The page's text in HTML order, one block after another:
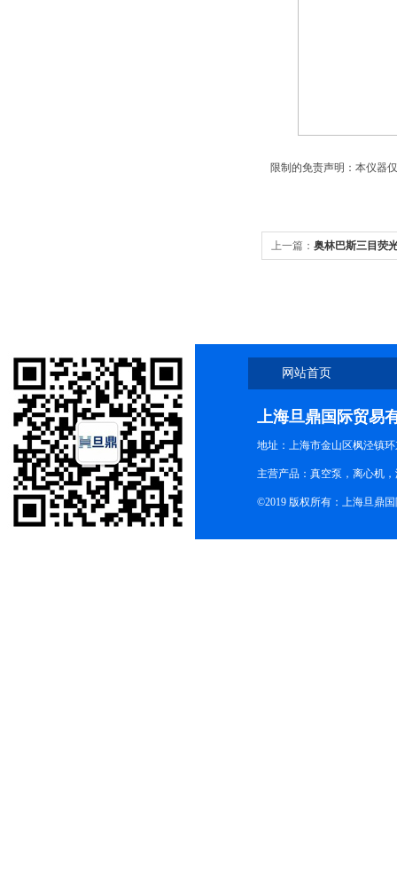
限制的免责声明：本仪器
上一篇： 奥林巴斯三目荧
网站首页
上海旦鼎国际贸易
地址：上海市金山区枫泾镇
主营产品：真空泵，离心机
©2019 版权所有：上海旦鼎